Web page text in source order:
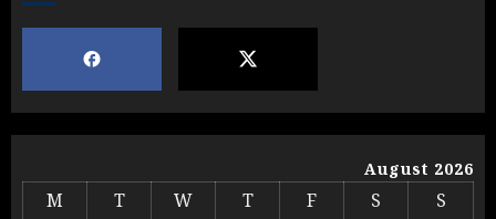
उड़ाए करोड़ों, टूट गया मोदी का रिकॉर्ड !
AUGUST 6, 2026
August 2026
M T W T F S
S